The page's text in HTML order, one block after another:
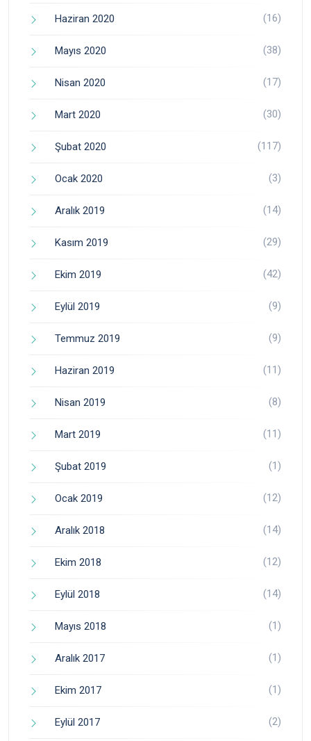
Haziran 2020 (16)
Mayıs 2020 (38)
Nisan 2020 (17)
Mart 2020 (30)
Şubat 2020 (117)
Ocak 2020 (3)
Aralık 2019 (14)
Kasım 2019 (29)
Ekim 2019 (42)
Eylül 2019 (9)
Temmuz 2019 (9)
Haziran 2019 (11)
Nisan 2019 (8)
Mart 2019 (11)
Şubat 2019 (1)
Ocak 2019 (12)
Aralık 2018 (14)
Ekim 2018 (12)
Eylül 2018 (14)
Mayıs 2018 (1)
Aralık 2017 (1)
Ekim 2017 (1)
Eylül 2017 (2)